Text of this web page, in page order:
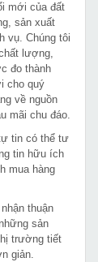
mới của đất
sản xuất
vụ. Chúng tôi
lượng,
đo thành
cho quý
về nguồn
mãi chu đáo.
tin có thể tư
tin hữu ích
mua hàng
thuận
sản
trường tiết
giản.